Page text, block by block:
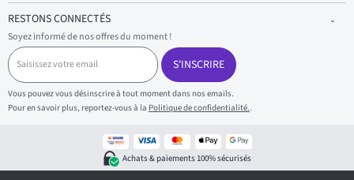
RESTONS CONNECTÉS
Soyez informé de nos offres du moment !
S
a
i
s
i
s
S'INSCRIRE
Vous pouvez vous désinscrire à tout moment dans nos emails.
Pour en savoir plus, reportez-vous à la Politique de confidentialité..
Achats & paiements 100% sécurisés